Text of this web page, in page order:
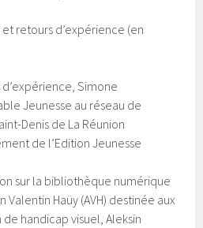
retours d’expérience (en
Simone
Jeunesse au réseau de
Denis de La Réunion
de l’Edition Jeunesse
sur la bibliothèque numérique
Valentin Haüy (AVH) destinée aux
handicap visuel, Aleksin